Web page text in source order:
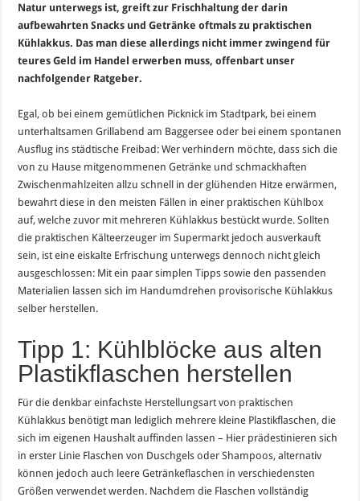
Natur unterwegs ist, greift zur Frischhaltung der darin
aufbewahrten Snacks und Getränke oftmals zu praktischen
Kühlakkus. Das man diese allerdings nicht immer zwingend für
teures Geld im Handel erwerben muss, offenbart unser
nachfolgender Ratgeber.
Egal, ob bei einem gemütlichen Picknick im Stadtpark, bei einem
unterhaltsamen Grillabend am Baggersee oder bei einem spontanen
Ausflug ins städtische Freibad: Wer verhindern möchte, dass sich die
von zu Hause mitgenommenen Getränke und schmackhaften
Zwischenmahlzeiten allzu schnell in der glühenden Hitze erwärmen,
bewahrt diese in den meisten Fällen in einer praktischen Kühlbox
auf, welche zuvor mit mehreren Kühlakkus bestückt wurde. Sollten
die praktischen Kälteerzeuger im Supermarkt jedoch ausverkauft
sein, ist eine eiskalte Erfrischung unterwegs dennoch nicht gleich
ausgeschlossen: Mit ein paar simplen Tipps sowie den passenden
Materialien lassen sich im Handumdrehen provisorische Kühlakkus
selber herstellen.
Tipp 1: Kühlblöcke aus alten
Plastikflaschen herstellen
Für die denkbar einfachste Herstellungsart von praktischen
Kühlakkus benötigt man lediglich mehrere kleine Plastikflaschen, die
sich im eigenen Haushalt auffinden lassen – Hier prädestinieren sich
in erster Linie Flaschen von Duschgels oder Shampoos, alternativ
können jedoch auch leere Getränkeflaschen in verschiedensten
Größen verwendet werden. Nachdem die Flaschen vollständig